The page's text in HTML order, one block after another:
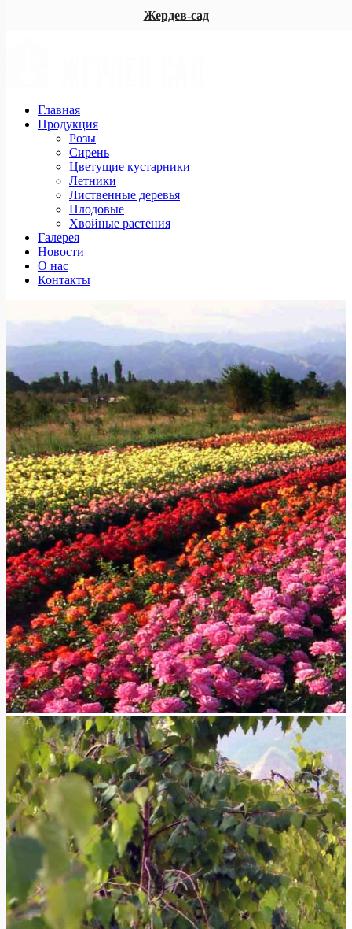
Главная
Продукция
Розы
Сирень
Цветущие кустарники
Летники
Лиственные деревья
Плодовые
Хвойные растения
Галерея
Новости
О нас
Контакты
Жердев-сад